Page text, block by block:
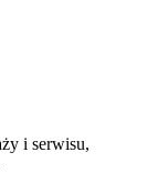
i serwisu,